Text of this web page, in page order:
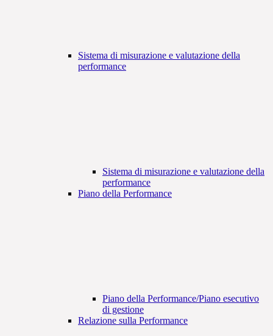
Sistema di misurazione e valutazione della
performance
Sistema di misurazione e valutazione della
performance
Piano della Performance
Piano della Performance/Piano esecutivo
di gestione
Relazione sulla Performance